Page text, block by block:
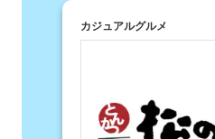
カジュアルグルメ